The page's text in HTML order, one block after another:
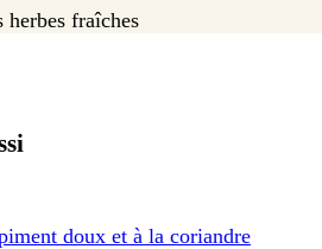
herbes fraîches
doux et à la coriandre